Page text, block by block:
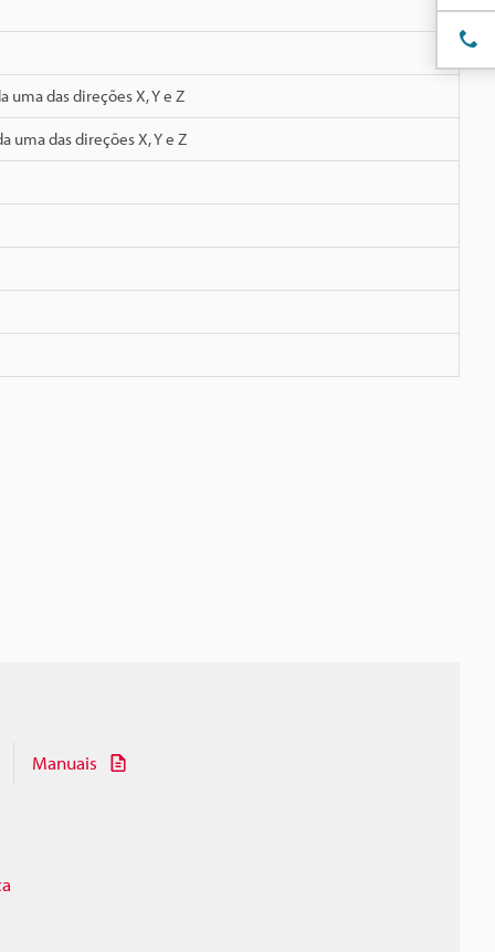
das direções X, Y e Z
uma das direções X, Y e Z
Manuais